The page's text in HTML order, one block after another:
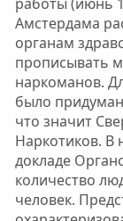
Амстердама
органам
прописывать
наркоманов.
было
что значит
Наркотиков. В
докладе
количество
человек.